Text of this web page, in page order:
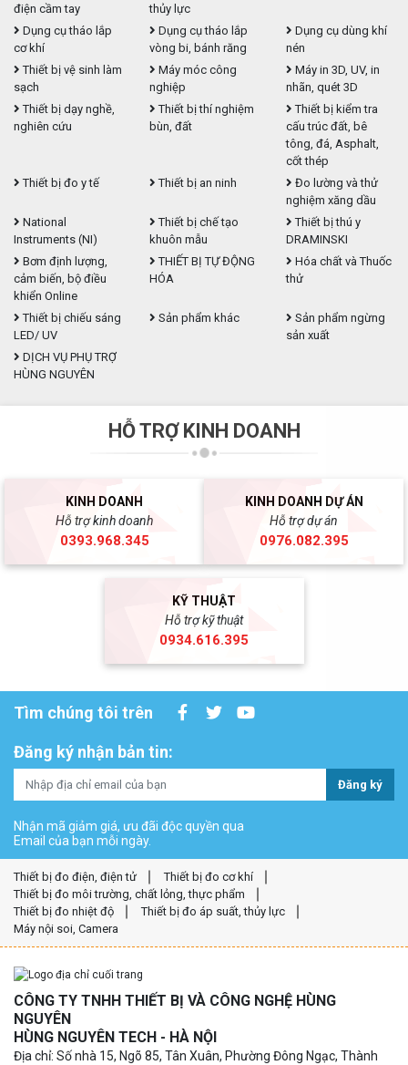
điện cầm tay
thủy lực
Dụng cụ tháo lắp
cơ khí
Dụng cụ tháo lắp
vòng bi, bánh răng
Dụng cụ dùng khí
nén
Thiết bị vệ sinh làm
sạch
Máy móc công
nghiệp
Máy in 3D, UV, in
nhãn, quét 3D
Thiết bị dạy nghề,
nghiên cứu
Thiết bị thí nghiệm
bùn, đất
Thiết bị kiểm tra
cấu trúc đất, bê
tông, đá, Asphalt,
cốt thép
Thiết bị đo y tế
Thiết bị an ninh
Đo lường và thử
nghiệm xăng dầu
National
Instruments (NI)
Thiết bị chế tạo
khuôn mẫu
Thiết bị thú y
DRAMINSKI
Bơm định lượng,
cảm biến, bộ điều
khiển Online
THIẾT BỊ TỰ ĐỘNG
HÓA
Hóa chất và Thuốc
thử
Thiết bị chiếu sáng
LED/ UV
Sản phẩm khác
Sản phẩm ngừng
sản xuất
DỊCH VỤ PHỤ TRỢ
HÙNG NGUYÊN
HỖ TRỢ KINH DOANH
KINH DOANH
Hỗ trợ kinh doanh
0393.968.345
KINH DOANH DỰ ÁN
Hỗ trợ dự án
0976.082.395
KỸ THUẬT
Hỗ trợ kỹ thuật
0934.616.395
Tìm chúng tôi trên
Đăng ký nhận bản tin:
Đăng ký
Nhận mã giảm giá, ưu đãi độc quyền qua
Email của bạn mỗi ngày.
Thiết bị đo điện, điện tử
Thiết bị đo cơ khí
Thiết bị đo môi trường, chất lỏng, thực phẩm
Thiết bị đo nhiệt độ
Thiết bị đo áp suất, thủy lực
Máy nội soi, Camera
CÔNG TY TNHH THIẾT BỊ VÀ CÔNG NGHỆ HÙNG
NGUYÊN
HÙNG NGUYÊN TECH - HÀ NỘI
Địa chỉ: Số nhà 15, Ngõ 85, Tân Xuân, Phường Đông Ngạc, Thành